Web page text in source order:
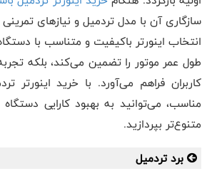
سازگاری آن با مدل تردمیل و نیازهای
انتخاب اینورتر باکیفیت و متناسب با
طول عمر موتور را تضمین می‌کند، بلکه
کاربران فراهم می‌آورد. با خرید اینورتر
مناسب، می‌توانید به بهبود کارایی
متنوع‌تر بپردازید.
برد تردمیل